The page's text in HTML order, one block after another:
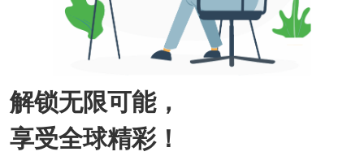
解锁无限可能，
享受全球精彩！